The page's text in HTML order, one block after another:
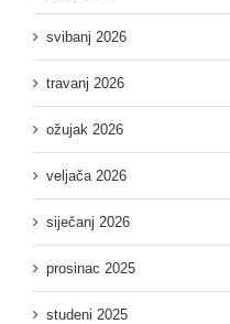
svibanj 2026
travanj 2026
ožujak 2026
veljača 2026
siječanj 2026
prosinac 2025
studeni 2025